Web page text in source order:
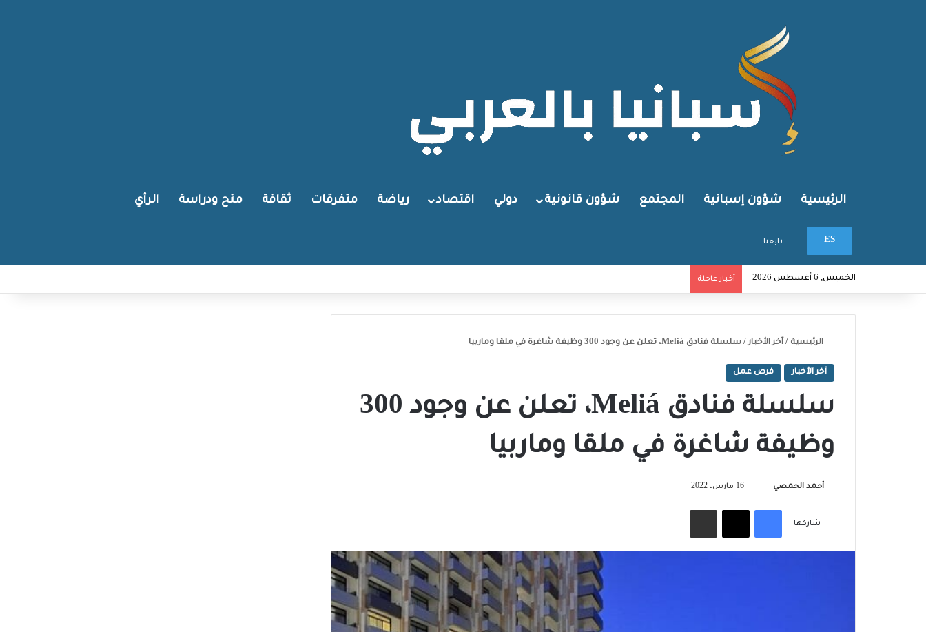
الرئيسية شؤون إسبانية المجتمع شؤون قانونية دولي اقتصاد رياضة متفرقات ثقافة منح ودراسة الرأي
ES تابعنا
الخميس, 6 أغسطس 2026 أخبار عاجلة
الرئيسية / آخر الأخبار / سلسلة فنادق Meliá، تعلن عن وجود 300 وظيفة شاغرة في ملقا وماربيا
آخر الأخبار فرص عمل
سلسلة فنادق Meliá، تعلن عن وجود 300
وظيفة شاغرة في ملقا وماربيا
أحمد الحمصي 16 مارس، 2022
شاركها
فيسبوك‫X مشاركة عبر البريد